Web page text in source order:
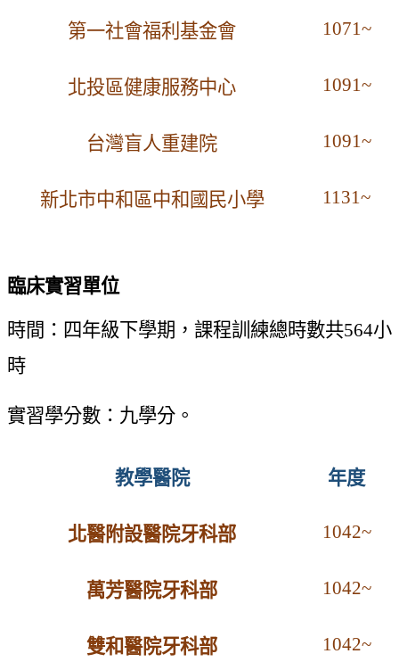
第一社會福利基金會 1071~
北投區健康服務中心 1091~
台灣盲人重建院 1091~
新北市中和區中和國民小學 1131~
臨床實習單位
時間：四年級下學期，課程訓練總時數共564小
時
實習學分數：九學分。
教學醫院 年度
北醫附設醫院牙科部 1042~
萬芳醫院牙科部 1042~
雙和醫院牙科部 1042~